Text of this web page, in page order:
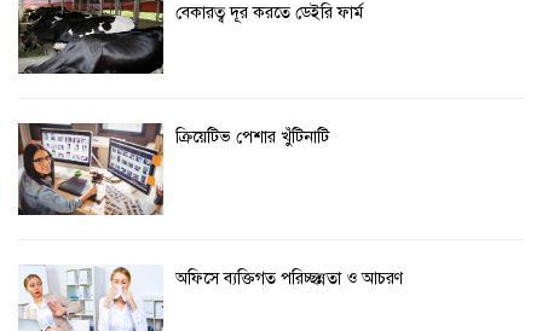
বেকারত্ব দূর করতে ডেইরি ফার্ম
ক্রিয়েটিভ পেশার খুঁটিনাটি
অফিসে ব্যক্তিগত পরিচ্ছন্নতা ও আচরণ